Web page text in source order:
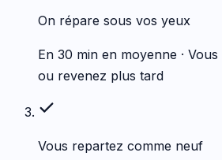
On répare sous vos yeux
En 30 min en moyenne ·
ou revenez plus tard
Vous repartez comme neuf